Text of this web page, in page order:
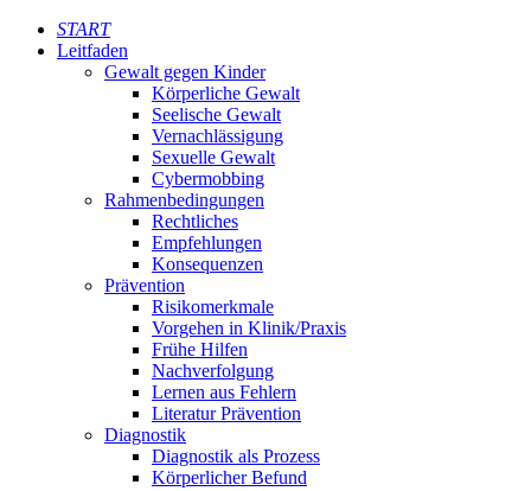
START
Leitfaden
Gewalt gegen Kinder
Körperliche Gewalt
Seelische Gewalt
Vernachlässigung
Sexuelle Gewalt
Cybermobbing
Rahmenbedingungen
Rechtliches
Empfehlungen
Konsequenzen
Prävention
Risikomerkmale
Vorgehen in Klinik/Praxis
Frühe Hilfen
Nachverfolgung
Lernen aus Fehlern
Literatur Prävention
Diagnostik
Diagnostik als Prozess
Körperlicher Befund